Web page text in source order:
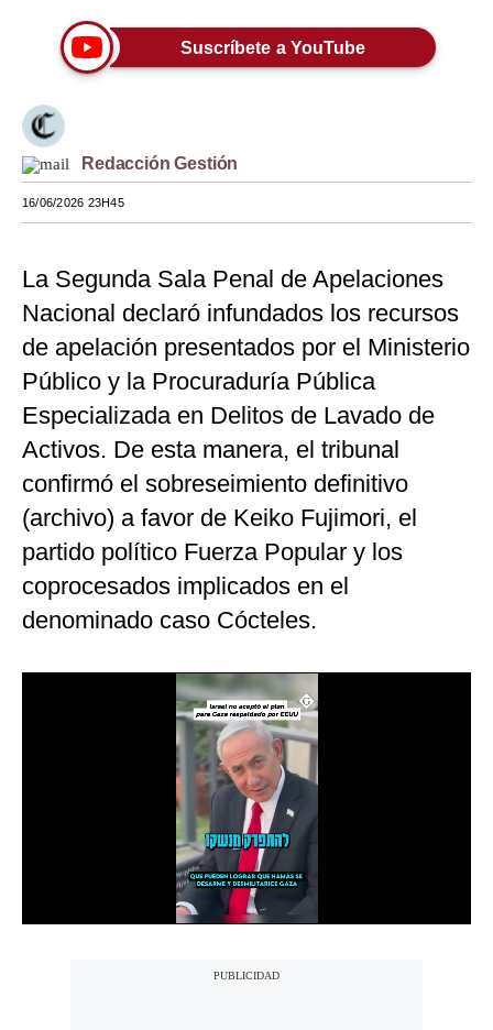
Viajes
Moda
Estilos
Mundo
EEUU
España
Internacional
Tecnología
Club del Suscriptor
G de Gestión
Notas Contratadas
Podcast
Términos
Suscríbete a YouTube
Redacción Gestión
16/06/2026 23H45
La Segunda Sala Penal de Apelaciones
Nacional declaró infundados los recursos
de apelación presentados por el Ministerio
Público y la Procuraduría Pública
Especializada en Delitos de Lavado de
Activos. De esta manera, el tribunal
confirmó el sobreseimiento definitivo
(archivo) a favor de Keiko Fujimori, el
partido político Fuerza Popular y los
coprocesados implicados en el
denominado caso Cócteles.